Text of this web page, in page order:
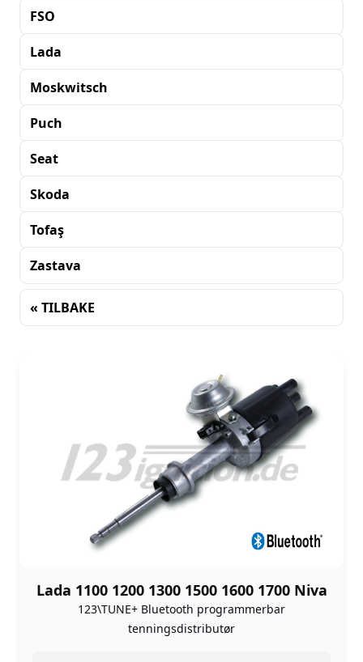
FSO
Lada
Moskwitsch
Puch
Seat
Skoda
Tofaş
Zastava
« TILBAKE
Lada 1100 1200 1300 1500 1600 1700 Niva
123\TUNE+ Bluetooth programmerbar
tenningsdistributør